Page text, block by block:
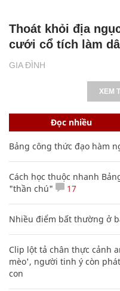
GIA ĐÌNH
Thoát khỏi địa
cưới cổ tích làm
XEM
Đọc nhiều
Bảng công thức đạo hàm
Cách học thuộc nhanh
"thần chú"
17
Nhiều điểm bất thường ở
Clip lột tả chân thực cảnh
mèo', người tinh ý còn
con